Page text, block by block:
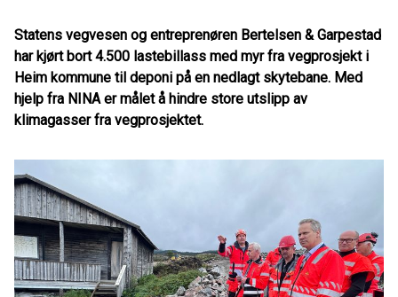
Statens vegvesen og entreprenøren Bertelsen & Garpestad
har kjørt bort 4.500 lastebillass med myr fra vegprosjekt i
Heim kommune til deponi på en nedlagt skytebane. Med
hjelp fra NINA er målet å hindre store utslipp av
klimagasser fra vegprosjektet.